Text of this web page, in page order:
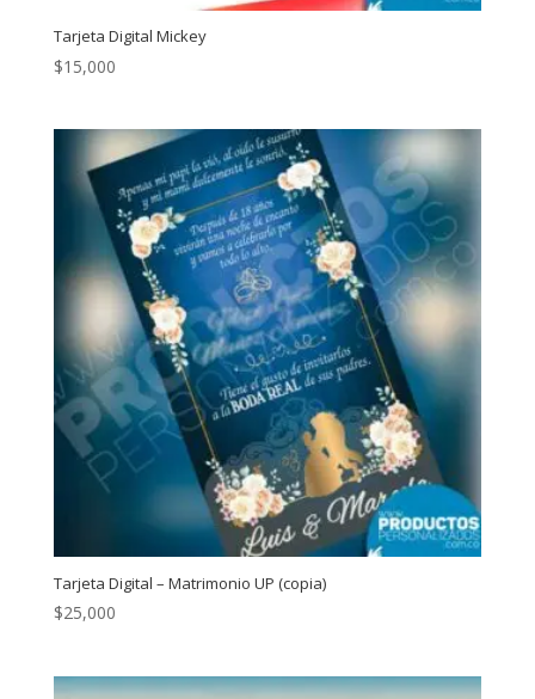
Tarjeta Digital Mickey
$15,000
Tarjeta Digital – Matrimonio UP (copia)
$25,000